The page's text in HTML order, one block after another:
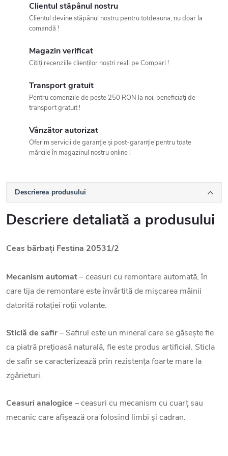
Clientul stăpânul nostru
Clientul devine stăpânul nostru pentru totdeauna, nu doar la
comandă !
Magazin verificat
Citiți recenziile clienților noștri reali pe Compari !
Transport gratuit
Pentru comenzile de peste 250 RON la noi, beneficiați de
transport gratuit !
Vânzător autorizat
Oferim servicii de garanție și post-garanție pentru toate
mărcile în magazinul nostru online !
Descrierea produsului
Descriere detaliată a produsului
Ceas bărbați Festina 20531/2
Mecanism automat– ceasuri cu remontare automată, în
care tija de remontare este învârtită de mișcarea mâinii
datorită rotației roții volante.
Sticlă de safir– Safirul este un mineral care se găsește fie
ca piatră prețioasă naturală, fie este produs artificial. Sticla
de safir se caracterizează prin rezistența foarte mare la
zgârieturi.
Ceasuri analogice – ceasuri cu mecanism cu cuarț sau
mecanic care afișează ora folosind limbi și cadran.